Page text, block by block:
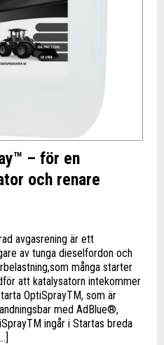
– för en
och renare
avgasrening är ett
av tunga dieselfordon och
många starter
att katalysatorn intekommer
OptiSprayTM, som är
med AdBlue®,
ingår i Startas breda